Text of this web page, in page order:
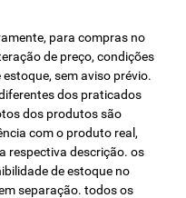
para compras no
de preço, condições
sem aviso prévio.
dos praticados
dos produtos são
com o produto real,
respectiva descrição. os
de estoque no
separação. todos os